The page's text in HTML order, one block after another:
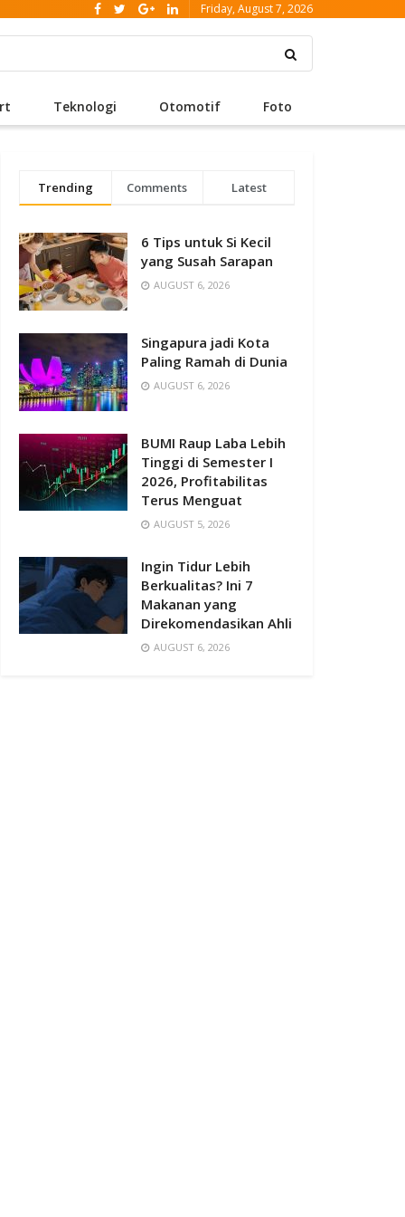
Friday, August 7, 2026
Teknologi Otomotif Foto
Trending Comments Latest
6 Tips untuk Si Kecil
yang Susah Sarapan
AUGUST 6, 2026
Singapura jadi Kota
Paling Ramah di Dunia
AUGUST 6, 2026
BUMI Raup Laba Lebih
Tinggi di Semester I
2026, Profitabilitas
Terus Menguat
AUGUST 5, 2026
Ingin Tidur Lebih
Berkualitas? Ini 7
Makanan yang
Direkomendasikan Ahli
AUGUST 6, 2026